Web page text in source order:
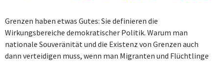
Grenzen haben etwas Gutes: Sie definieren die
Wirkungsbereiche demokratischer Politik. Warum man
nationale Souveränität und die Existenz von Grenzen auch
dann verteidigen muss, wenn man Migranten und Flüchtlinge